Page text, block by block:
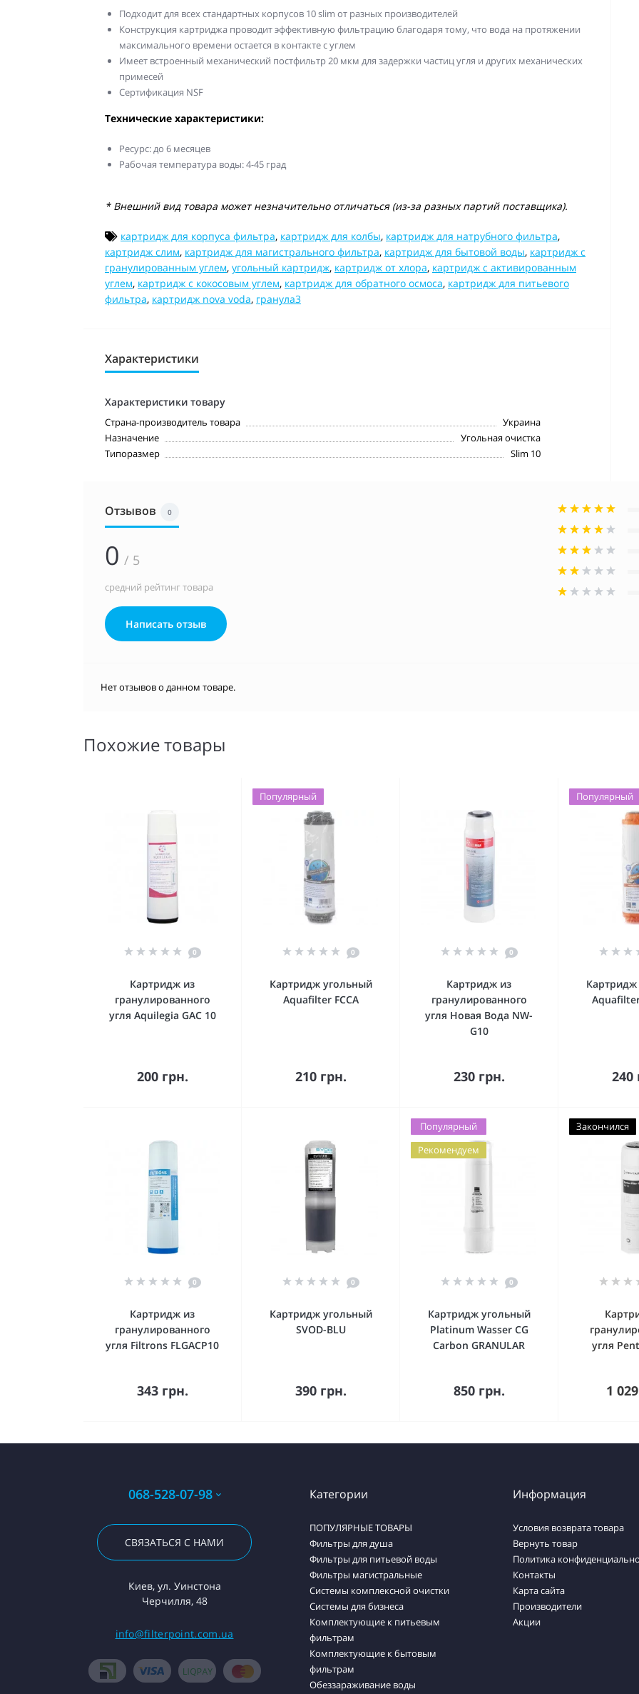
Подходит для всех стандартных корпусов 10 slim от разных производителей
Конструкция картриджа проводит эффективную фильтрацию благодаря тому, что вода на протяжении
максимального времени остается в контакте с углем
Имеет встроенный механический постфильтр 20 мкм для задержки частиц угля и других механических
примесей
Сертификация NSF
Технические характеристики:
Ресурс: до 6 месяцев
Рабочая температура воды: 4-45 град
* Внешний вид товара может незначительно отличаться (из-за разных партий поставщика).
картридж для корпуса фильтра, картридж для колбы, картридж для натрубного фильтра,
картридж слим, картридж для магистрального фильтра, картридж для бытовой воды, картридж с
гранулированным углем, угольный картридж, картридж от хлора, картридж с активированным
углем, картридж с кокосовым углем, картридж для обратного осмоса, картридж для питьевого
фильтра, картридж nova voda, гранула3
Характеристики
Характеристики товару
Страна-производитель товара
Украина
Назначение
Угольная очистка
Типоразмер
Slim 10
Отзывов 0
0 / 5
средний рейтинг товара
Написать отзыв
Нет отзывов о данном товаре.
Похожие товары
0
Картридж из
гранулированного
угля Aquilegia GAC 10
200 грн.
Купить
Популярный
0
Картридж угольный
Aquafilter FCCA
210 грн.
Купить
0
Картридж из
гранулированного
угля Новая Вода NW-
G10
230 грн.
Купить
Популярный
240
0
Картридж из
гранулированного
угля Filtrons FLGACP10
343 грн.
Купить
0
Картридж угольный
SVOD-BLU
390 грн.
Купить
Популярный
Рекомендуем
0
Картридж угольный
Platinum Wasser CG
Carbon GRANULAR
850 грн.
Купить
Закончился
угля
1
068-528-07-98
СВЯЗАТЬСЯ С НАМИ
Киев, ул. Уинстона
Черчилля, 48
info@filterpoint.com.ua
Категории
ПОПУЛЯРНЫЕ ТОВАРЫ
Фильтры для душа
Фильтры для питьевой воды
Фильтры магистральные
Системы комплексной очистки
Системы для бизнеса
Комплектующие к питьевым
фильтрам
Комплектующие к бытовым
фильтрам
Обеззараживание воды
Информация
Условия возврата товара
Вернуть товар
Политика
Контакты
Карта сайта
Производители
Акции